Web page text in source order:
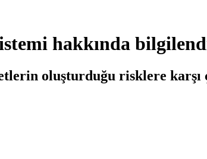
hakkında
oluşturduğu risklere